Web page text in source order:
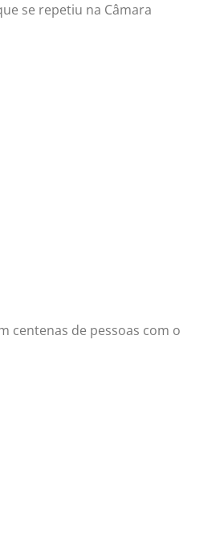
se repetiu na Câmara
centenas de pessoas com o